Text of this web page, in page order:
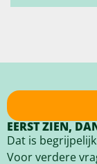
EERST ZIEN,
Dat is
Voor verdere